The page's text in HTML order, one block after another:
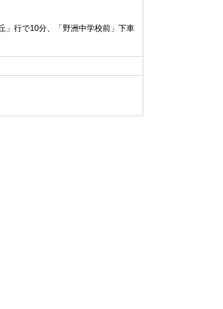
」行で10分、「野洲中学校前」下車